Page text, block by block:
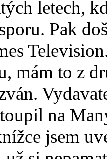
letech,
Pak
mám to z
na
jsem